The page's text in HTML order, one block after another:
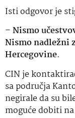
Isti odgovor je
–Nismo
Nismo nadležni
Hercegovine.
CIN je
sa područja
negirale da su
moguće dobiti